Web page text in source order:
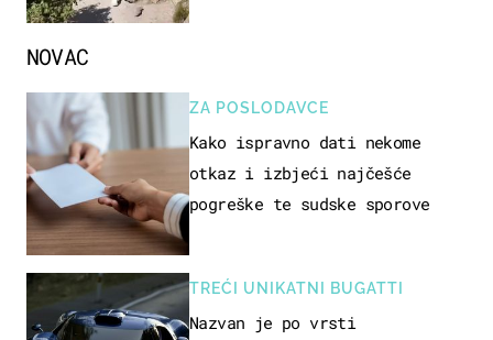
NOVAC
ZA POSLODAVCE
Kako ispravno dati nekome
otkaz i izbjeći najčešće
pogreške te sudske sporove
TREĆI UNIKATNI BUGATTI
Nazvan je po vrsti